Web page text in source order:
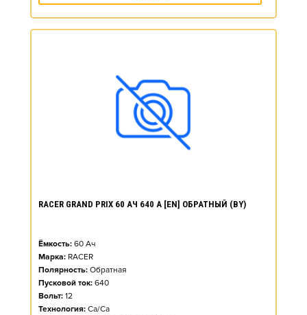
RACER GRAND PRIX 60 АЧ 640 А [EN] ОБРАТНЫЙ (BY)
Ёмкость: 60 Ач
Марка: RACER
Полярность: Обратная
Пусковой ток: 640
Вольт: 12
Технология: Ca/Ca